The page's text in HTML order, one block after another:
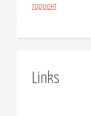
торрент
Links